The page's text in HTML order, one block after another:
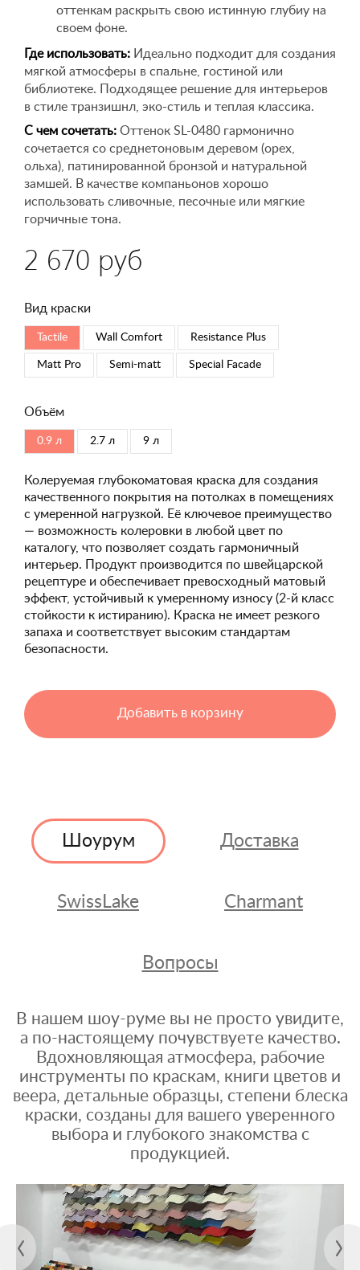
оттенкам раскрыть свою истинную глубиу на
своем фоне.
Где использовать: Идеально подходит для создания
мягкой атмосферы в спальне, гостиной или
библиотеке. Подходящее решение для интерьеров
в стиле транзишнл, эко-стиль и теплая классика.
С чем сочетать: Оттенок SL-0480 гармонично
сочетается со среднетоновым деревом (орех,
ольха), патинированной бронзой и натуральной
замшей. В качестве компаньонов хорошо
использовать сливочные, песочные или мягкие
горчичные тона.
2 670 руб
Вид краски
Tactile Wall Comfort Resistance Plus
Matt Pro Semi-matt Special Faсade
Объём
0.9 л 2.7 л 9 л
Колеруемая глубокоматовая краска для создания
качественного покрытия на потолках в помещениях
с умеренной нагрузкой. Её ключевое преимущество
— возможность колеровки в любой цвет по
каталогу, что позволяет создать гармоничный
интерьер. Продукт производится по швейцарской
рецептуре и обеспечивает превосходный матовый
эффект, устойчивый к умеренному износу (2-й класс
стойкости к истиранию). Краска не имеет резкого
запаха и соответствует высоким стандартам
безопасности.
Добавить в корзину
Шоурум Доставка
SwissLake Charmant
Вопросы
В нашем шоу-руме вы не просто увидите,
а по-настоящему почувствуете качество.
Вдохновляющая атмосфера, рабочие
инструменты по краскам, книги цветов и
веера, детальные образцы, степени блеска
краски, созданы для вашего уверенного
выбора и глубокого знакомства с
продукцией.